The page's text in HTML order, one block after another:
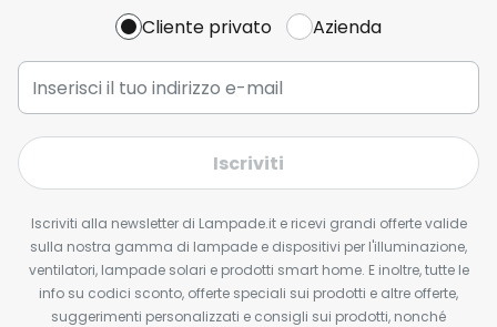
Cliente privato Azienda
Iscriviti
Iscriviti alla newsletter di Lampade.it e ricevi grandi offerte valide
sulla nostra gamma di lampade e dispositivi per l'illuminazione,
ventilatori, lampade solari e prodotti smart home. E inoltre, tutte le
info su codici sconto, offerte speciali sui prodotti e altre offerte,
suggerimenti personalizzati e consigli sui prodotti, nonché